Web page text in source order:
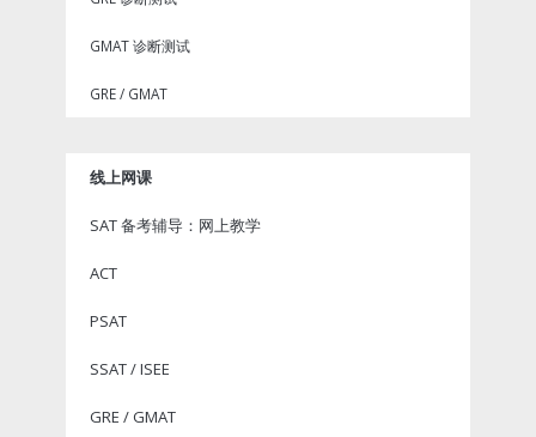
GMAT 诊断测试
GRE / GMAT
线上网课
SAT 备考辅导：网上教学
ACT
PSAT
SSAT / ISEE
GRE / GMAT